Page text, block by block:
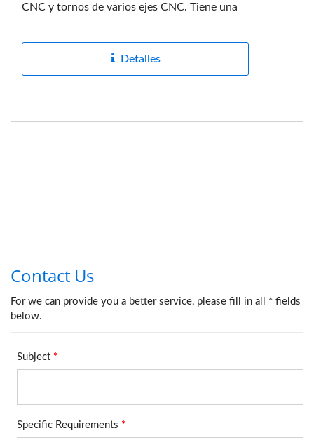
CNC y tornos de varios ejes CNC. Tiene una
Detalles